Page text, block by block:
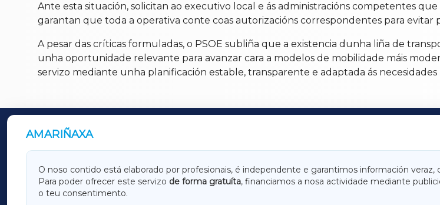
Ante esta situación, solicitan ao executivo local e ás administracións competentes
garantan que toda a operativa conte coas autorizacións correspondentes para evitar
A pesar das críticas formuladas, o PSOE subliña que a existencia dunha liña de
unha oportunidade relevante para avanzar cara a modelos de mobilidade máis
servizo mediante unha planificación estable, transparente e adaptada ás necesidades
AMARIÑAXA
O noso contido está elaborado por profesionais, é independente e garantimos información veraz,
Para poder ofrecer este servizo de forma gratuíta, financiamos a nosa actividade mediante
o teu consentimento.
OUTROS PERIÓDICOS
GALICIAXA LUGOXA
AMARIÑAXA
RIBEIRASACRAXA
OURENSEXA